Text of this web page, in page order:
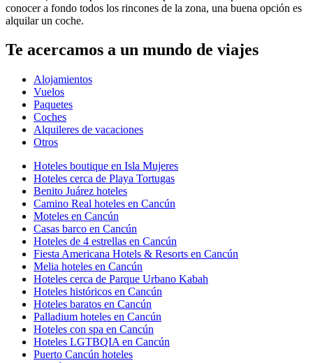
conocer a fondo todos los rincones de la zona, una buena opción es
alquilar un coche.
Te acercamos a un mundo de viajes
Alojamientos
Vuelos
Paquetes
Coches
Alquileres de vacaciones
Otros
Hoteles boutique en Isla Mujeres
Hoteles cerca de Playa Tortugas
Benito Juárez hoteles
Camino Real hoteles en Cancún
Moteles en Cancún
Casas barco en Cancún
Hoteles de 4 estrellas en Cancún
Fiesta Americana Hotels & Resorts en Cancún
Melia hoteles en Cancún
Hoteles cerca de Parque Urbano Kabah
Hoteles históricos en Cancún
Hoteles baratos en Cancún
Palladium hoteles en Cancún
Hoteles con spa en Cancún
Hoteles LGTBQIA en Cancún
Puerto Cancún hoteles